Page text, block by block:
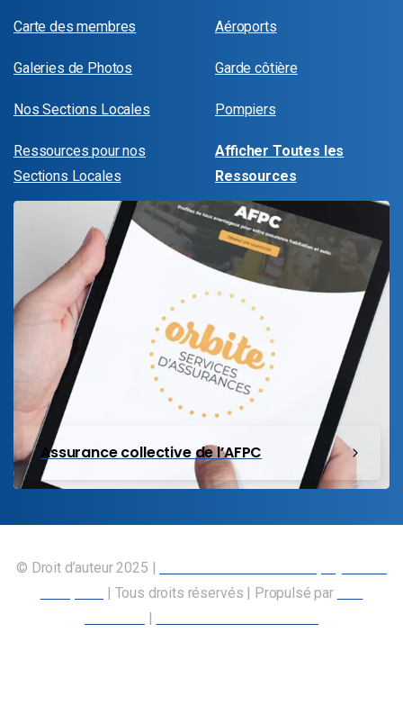
Carte des membres
Galeries de Photos
Nos Sections Locales
Ressources pour nos
Sections Locales
Aéroports
Garde côtière
Pompiers
Afficher Toutes les
Ressources
Assurance collective de l’AFPC
© Droit d’auteur 2025 |
| Tous droits réservés | Propulsé par